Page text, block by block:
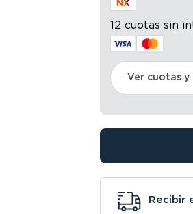
12 cuotas sin
Ver cuotas
Recibir